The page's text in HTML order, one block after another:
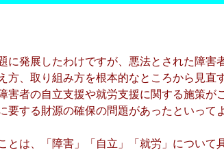
発展したわけですが、悪法とされた障害
方、取り組み方を根本的なところから見直
者の自立支援や就労支援に関する施策が
要する財源の確保の問題があったといって
は、「障害」「自立」「就労」について